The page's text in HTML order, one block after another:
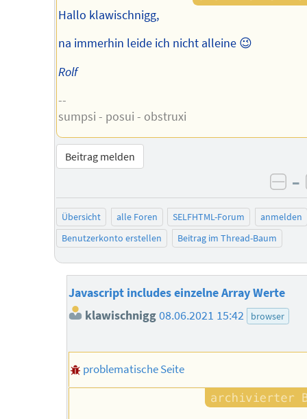
Hallo klawischnigg,
na immerhin leide ich nicht alleine 😉
Rolf
--
sumpsi - posui - obstruxi
Beitrag melden
–
Übersicht alle Foren SELFHTML-Forum
anmelden
Benutzerkonto erstellen
Beitrag im Thread-Baum
Javascript includes einzelne Array Werte
klawischnigg 08.06.2021 15:42 browser
problematische Seite